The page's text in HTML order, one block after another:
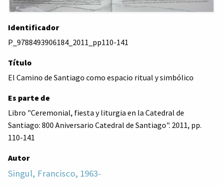
Identificador
P_9788493906184_2011_pp110-141
Título
El Camino de Santiago como espacio ritual y simbólico
Es parte de
Libro "Ceremonial, fiesta y liturgia en la Catedral de
Santiago: 800 Aniversario Catedral de Santiago". 2011, pp.
110-141
Autor
Singul, Francisco, 1963-